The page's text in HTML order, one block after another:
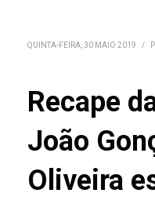
QUINTA-FEIRA, 30 MAIO 2019 /
Recape
João
Oliveira